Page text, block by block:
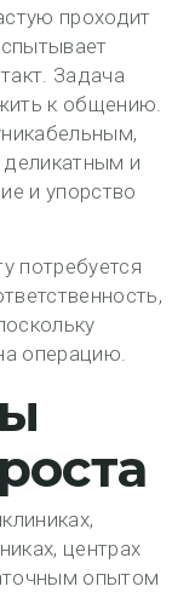
проходит
Задача
к общению.
и
и упорство
потребуется
операцию.
центрах
опытом